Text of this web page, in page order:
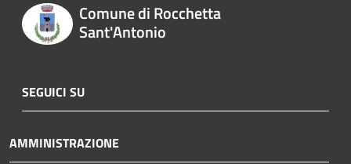
Comune di Rocchetta
Sant'Antonio
SEGUICI SU
AMMINISTRAZIONE